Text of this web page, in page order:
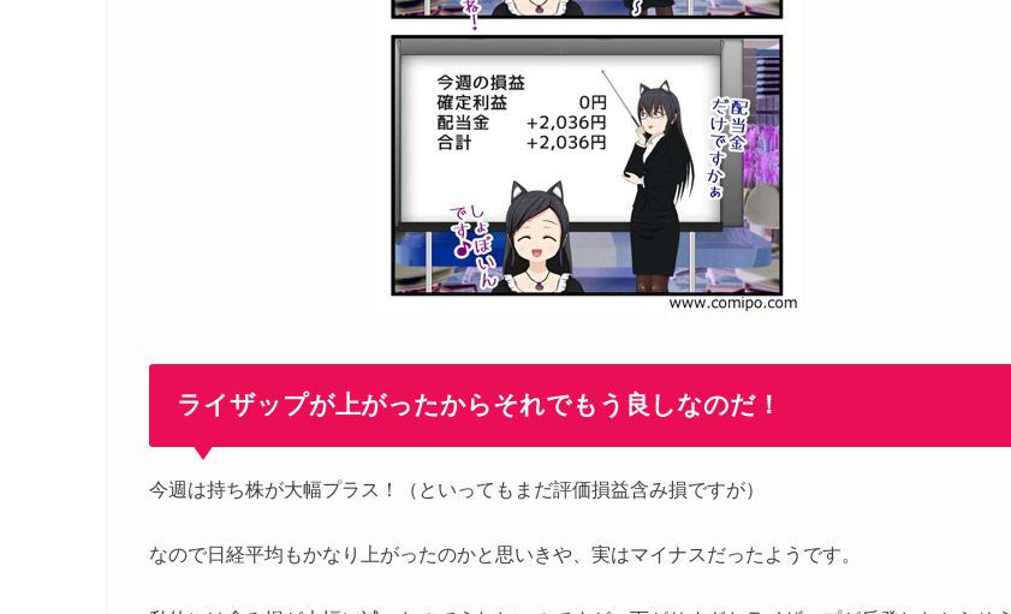
ライザップが上がったからそれでもう良しなのだ！
今週は持ち株が大幅プラス！（といってもまだ評価損益含み損ですが）
なので日経平均もかなり上がったのかと思いきや、実はマイナスだったようです。